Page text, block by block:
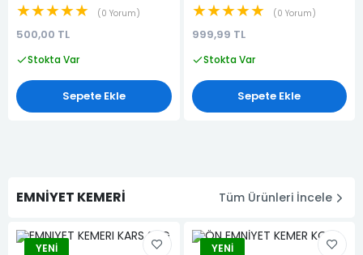
★★★★★ 0 Yorum
500,00 TL
Stokta Var
Sepete Ekle
★★★★★ 0 Yorum
999,99 TL
Stokta Var
Sepete Ekle
EMNİYET KEMERİ Tüm Ürünleri İncele
YENI YENI